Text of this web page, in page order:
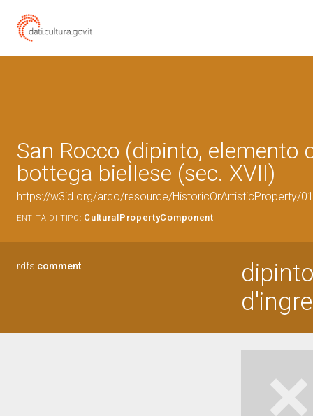
San Rocco (dipinto, elemento
bottega biellese (sec. XVII)
https://w3id.org/arco/resource/HistoricOrArtisticProperty/
ENTITÀ DI TIPO: CulturalPropertyComponent
rdfs:comment